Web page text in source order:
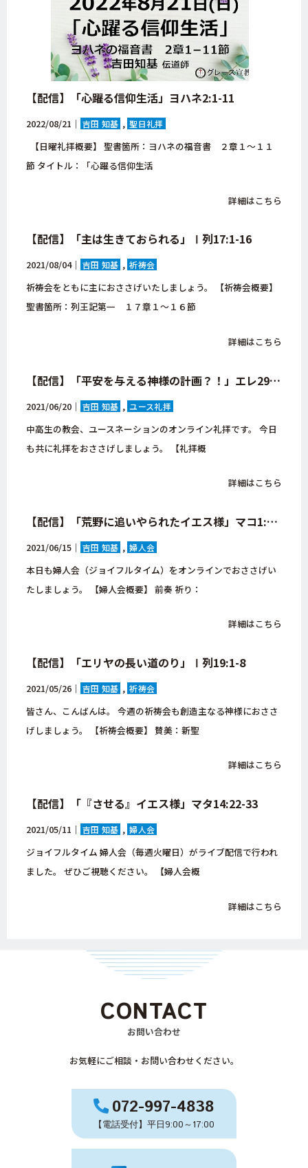
【配信】「心躍る信仰生活」ヨハネ2:1-11
2022/08/21｜ 吉田 知基 聖日礼拝
【日曜礼拝概要】 聖書箇所：ヨハネの福音書 ２章１～１１
節 タイトル：「心躍る信仰生活
詳細はこちら
【配信】「主は生きておられる」Ⅰ列17:1-16
2021/08/04｜ 吉田 知基 祈祷会
祈祷会をともに主におささげいたしましょう。 【祈祷会概要】
聖書箇所：列王記第一 １７章１～１６節
詳細はこちら
【配信】「平安を与える神様の計画？！」エレ29:11
2021/06/20｜ 吉田 知基 ユース礼拝
中高生の教会、ユースネーションのオンライン礼拝です。 今日
も共に礼拝をおささげしましょう。 【礼拝概
詳細はこちら
【配信】「荒野に追いやられたイエス様」マコ1:12-13
2021/06/15｜ 吉田 知基 婦人会
本日も婦人会（ジョイフルタイム）をオンラインでおささげい
たしましょう。 【婦人会概要】 前奏 祈り：
詳細はこちら
【配信】「エリヤの長い道のり」Ⅰ列19:1-8
2021/05/26｜ 吉田 知基 祈祷会
皆さん、こんばんは。 今週の祈祷会も創造主なる神様におささ
げしましょう。 【祈祷会概要】 賛美：新聖
詳細はこちら
【配信】「『させる』イエス様」マタ14:22-33
2021/05/11｜ 吉田 知基 婦人会
ジョイフルタイム 婦人会（毎週火曜日）がライブ配信で行われ
ました。 ぜひご視聴ください。 【婦人会概
詳細はこちら
CONTACT
お問い合わせ
お気軽にご相談・お問い合わせください。
072-997-4838
【電話受付】平日9:00～17:00